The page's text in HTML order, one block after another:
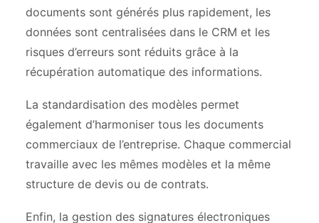
documents sont générés plus rapidement, les
données sont centralisées dans le CRM et les
risques d’erreurs sont réduits grâce à la
récupération automatique des informations.
La standardisation des modèles permet
également d’harmoniser tous les documents
commerciaux de l’entreprise. Chaque commercial
travaille avec les mêmes modèles et la même
structure de devis ou de contrats.
Enfin, la gestion des signatures électroniques